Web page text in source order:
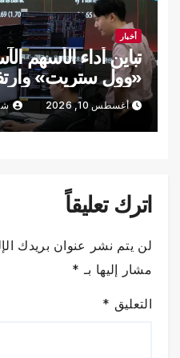
أخبار
تباين أداء الأسهم
«وول ستريت»
أغسطس 10, 2026
اترك تعليقاً
لن يتم نشر عنوان بريدك
مشار إليها بـ *
التعليق *